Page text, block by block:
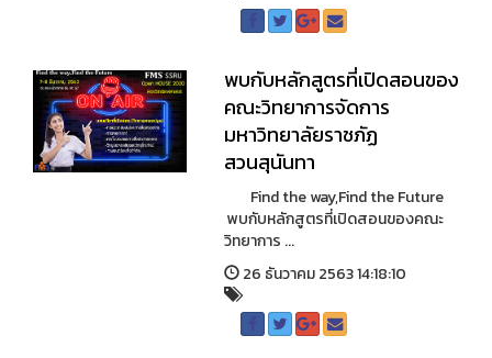
พบกับหลักสูตรที่เปิดสอนของ
คณะวิทยาการจัดการ
มหาวิทยาลัยราชภัฏ
สวนสุนันทา
Find the way,Find the Future
พบกับหลักสูตรที่เปิดสอนของคณะ
วิทยาการ ...
26 ธันวาคม 2563 14:18:10